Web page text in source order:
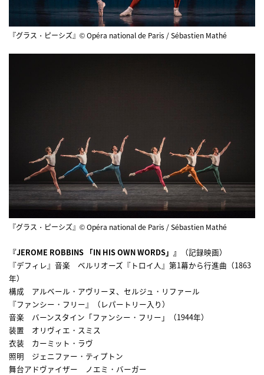
『グラス・ピーシズ』© Opéra national de Paris / Sébastien Mathé
『グラス・ピーシズ』© Opéra national de Paris / Sébastien Mathé
『JEROME ROBBINS 「IN HIS OWN WORDS」』
（記録映画）
『デフィレ』音楽 ベルリオーズ『トロイ人』第1幕から行進曲（1863
年）
構成 アルベール・アヴリーヌ、セルジュ・リファール
『ファンシー・フリー』（レパートリー入り）
音楽 バーンスタイン「ファンシー・フリー」（1944年）
装置 オリヴィエ・スミス
衣装 カーミット・ラヴ
照明 ジェニファー・ティプトン
舞台アドヴァイザー ノエミ・バーガー